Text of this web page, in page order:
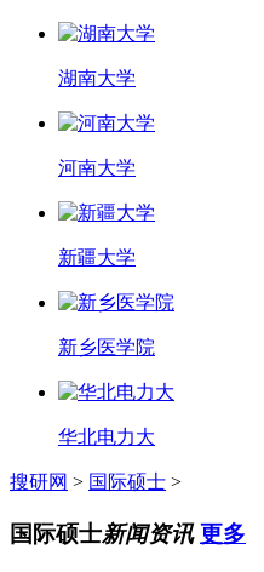
湖南大学
河南大学
新疆大学
新乡医学院
华北电力大
搜研网 > 国际硕士 >
国际硕士新闻资讯 更多